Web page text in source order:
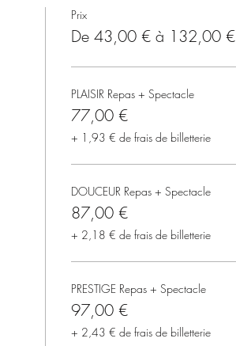
Prix
De 43,00 € à 132,00 €
PLAISIR Repas + Spectacle
77,00 €
+ 1,93 € de frais de billetterie
DOUCEUR Repas + Spectacle
87,00 €
+ 2,18 € de frais de billetterie
PRESTIGE Repas + Spectacle
97,00 €
+ 2,43 € de frais de billetterie